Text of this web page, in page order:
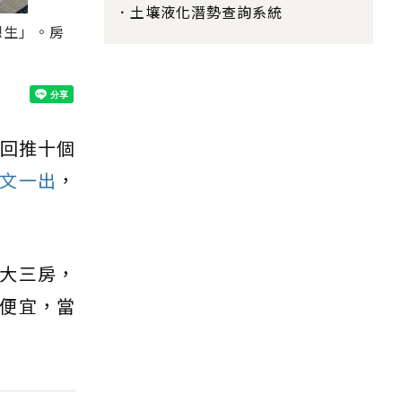
」。房
推十個
一出 ，
三房，
宜，當
土壤液化潛勢查詢系統